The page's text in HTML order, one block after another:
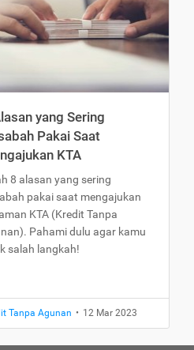
yang Sering
Pakai Saat
KTA
8 alasan yang sering
pakai saat mengajukan
KTA (Kredit Tanpa
Pahami dulu agar kamu
salah langkah!
Tanpa Agunan • 12 Mar 2023